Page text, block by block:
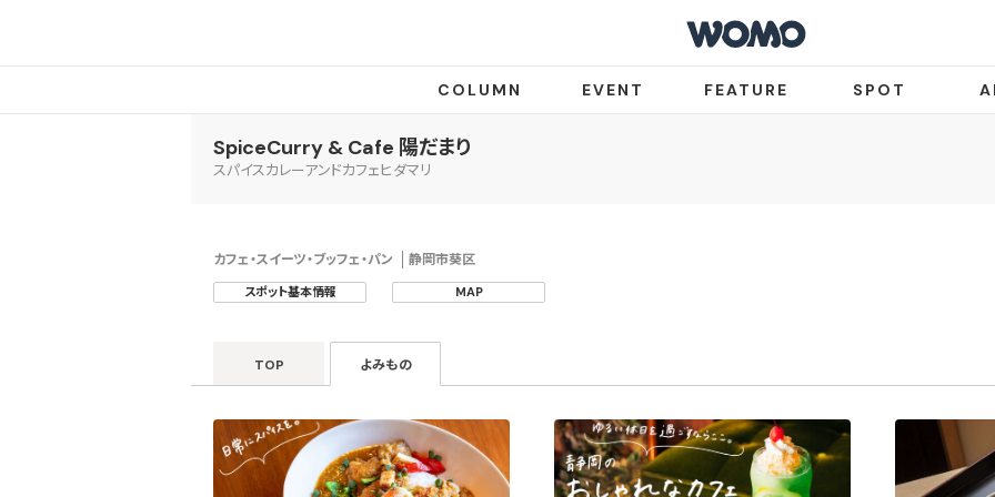
COLUMN EVENT FEATURE SPOT
SpiceCurry & Cafe 陽だまり
スパイスカレーアンドカフェヒダマリ
カフェ・スイーツ・ブッフェ・パン 静岡市葵区
スポット基本情報 MAP
TOP よみもの